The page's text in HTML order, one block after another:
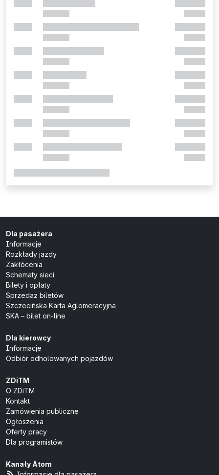
Dla pasażera
Informacje
Rozkłady jazdy
Zakłócenia
Schematy sieci
Bilety i opłaty
Sprzedaż biletów
Szczecińska Karta Aglomeracyjna
SKA – bilet on-line
Dla kierowcy
Informacje
Odbiór odholowanych pojazdów
ZDiTM
O ZDiTM
Kontakt
Zamówienia publiczne
Ogłoszenia
Oferty pracy
Dla programistów
Kanały Atom